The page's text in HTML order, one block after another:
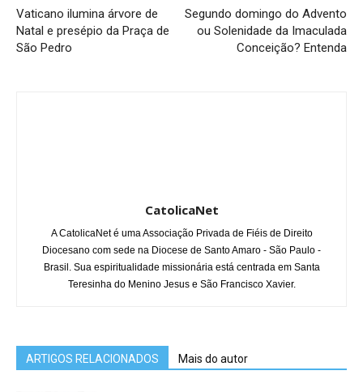
Vaticano ilumina árvore de
Natal e presépio da Praça de
São Pedro
Segundo domingo do Advento
ou Solenidade da Imaculada
Conceição? Entenda
CatolicaNet
A CatolicaNet é uma Associação Privada de Fiéis de Direito
Diocesano com sede na Diocese de Santo Amaro - São Paulo -
Brasil. Sua espiritualidade missionária está centrada em Santa
Teresinha do Menino Jesus e São Francisco Xavier.
ARTIGOS RELACIONADOS Mais do autor